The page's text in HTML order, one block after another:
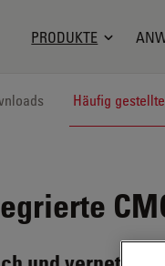
Logo
PRODUKTE
Häufig